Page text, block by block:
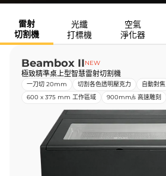
雷射
切割機
光纖
打標機
空氣
淨化器
Beambox IINEW
極致精準桌上型智慧雷射切割機
一刀切 20mm 切割各色透明壓克力 自動對焦
600 x 375 mm 工作區域
900mm/s 高速雕刻